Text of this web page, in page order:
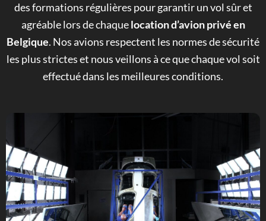
des formations régulières pour garantir un vol sûr et
agréable lors de chaquelocation d’avion privé en
Belgique. Nos avions respectent les normes de sécurité
les plus strictes et nous veillons à ce que chaque vol soit
effectué dans les meilleures conditions.